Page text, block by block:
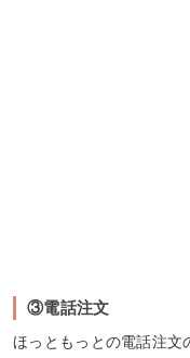
③電話注文
ほっともっとの電話注文